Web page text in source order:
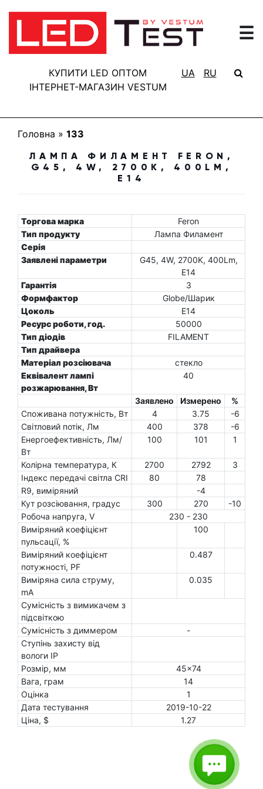
☰
КУПИТИ LED ОПТОМ
ІНТЕРНЕТ-МАГАЗИН VESTUM
UA RU
ГОЛОВНА
РЕЗУЛЬТАТИ
ТЕСТУВАННЯ
ПРОЕКТ
Головна » 133
ЛАМПА ФИЛАМЕНТ FERON,
G45, 4W, 2700K, 400LM,
E14
Торгова марка
Feron
Тип продукту
Лампа Филамент
Серія
Заявлені параметри
G45, 4W, 2700K, 400Lm,
E14
Гарантія
3
Формфактор
Globe/Шарик
Цоколь
E14
Ресурс роботи, год.
50000
Тип діодів
FILAMENT
Тип драйвера
Матеріал розсіювача
стекло
Еквівалент лампі
розжарювання, Вт
40
Заявлено Измерено
%
Споживана потужність, Вт
4 3.75
-6
Світловий потік, Лм
400 378
-6
Енергоефективність, Лм/
Вт
100 101 1
Колірна температура, К 2700 2792
3
Індекс передачі світла CRI
80
78
R9, виміряний
-4
Кут розсіювання, градус
300 270
-10
Робоча напруга, V
230 - 230
Виміряний коефіцієнт
пульсації, %
100
Виміряний коефіцієнт
потужності, PF
0.487
Виміряна сила струму,
mA
0.035
Сумісність з вимикачем з
підсвіткою
Сумісність з диммером
-
Ступінь захисту від
вологи IP
Розмір, мм
45x74
Вага, грам
14
Оцінка
1
Дата тестування
2019-10-22
Ціна, $
1.27